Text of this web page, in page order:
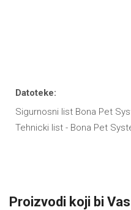
Datoteke:
Sigurnosni list Bona Pet
Tehnicki list - Bona Pet
Proizvodi koji bi